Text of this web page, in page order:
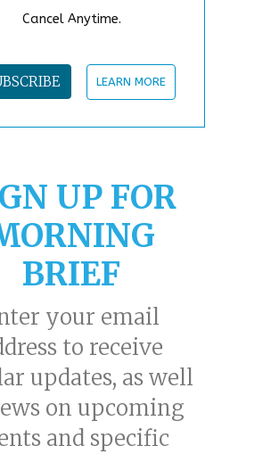
Cancel Anytime.
LEARN MORE
UP FOR
BRIEF
your email
to receive
updates, as well
on upcoming
and specific